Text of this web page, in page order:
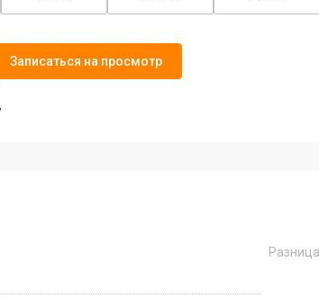
Записаться на просмотр
Разница